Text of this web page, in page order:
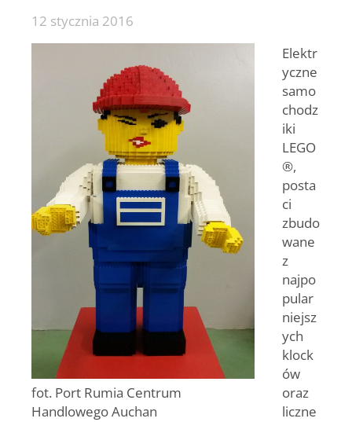
12 stycznia 2016
fot. Port Rumia Centrum
Handlowego Auchan
Elektr
yczne
samo
chodz
iki
LEGO
®,
posta
ci
zbudo
wane
z
najpo
pular
niejsz
ych
klock
ów
oraz
liczne